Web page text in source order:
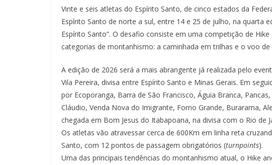
Vinte e seis atletas do Espírito Santo, de cinco estados da
Espírito Santo de norte a sul, entre 14 e 25 de julho, na quarta
Espírito Santo”. O desafio consiste em uma competição de
categorias de montanhismo: a caminhada em trilhas e o voo de
A edição de 2026 será a mais abrangente já realizada pelo
Vila Pereira, divisa entre Espírito Santo e Minas Gerais. Em
por Ecoporanga, Barra de São Francisco, Águia Branca,
Cláudio, Venda Nova do Imigrante, Forno Grande, Burarama,
chegada em Bom Jesus do Itabapoana, na divisa com o Rio de
Os atletas vão atravessar cerca de 600Km em linha reta
Santo, com 12 pontos de passagem obrigatórios (turnpoints).
Uma das principais tendências do montanhismo atual, o Hike